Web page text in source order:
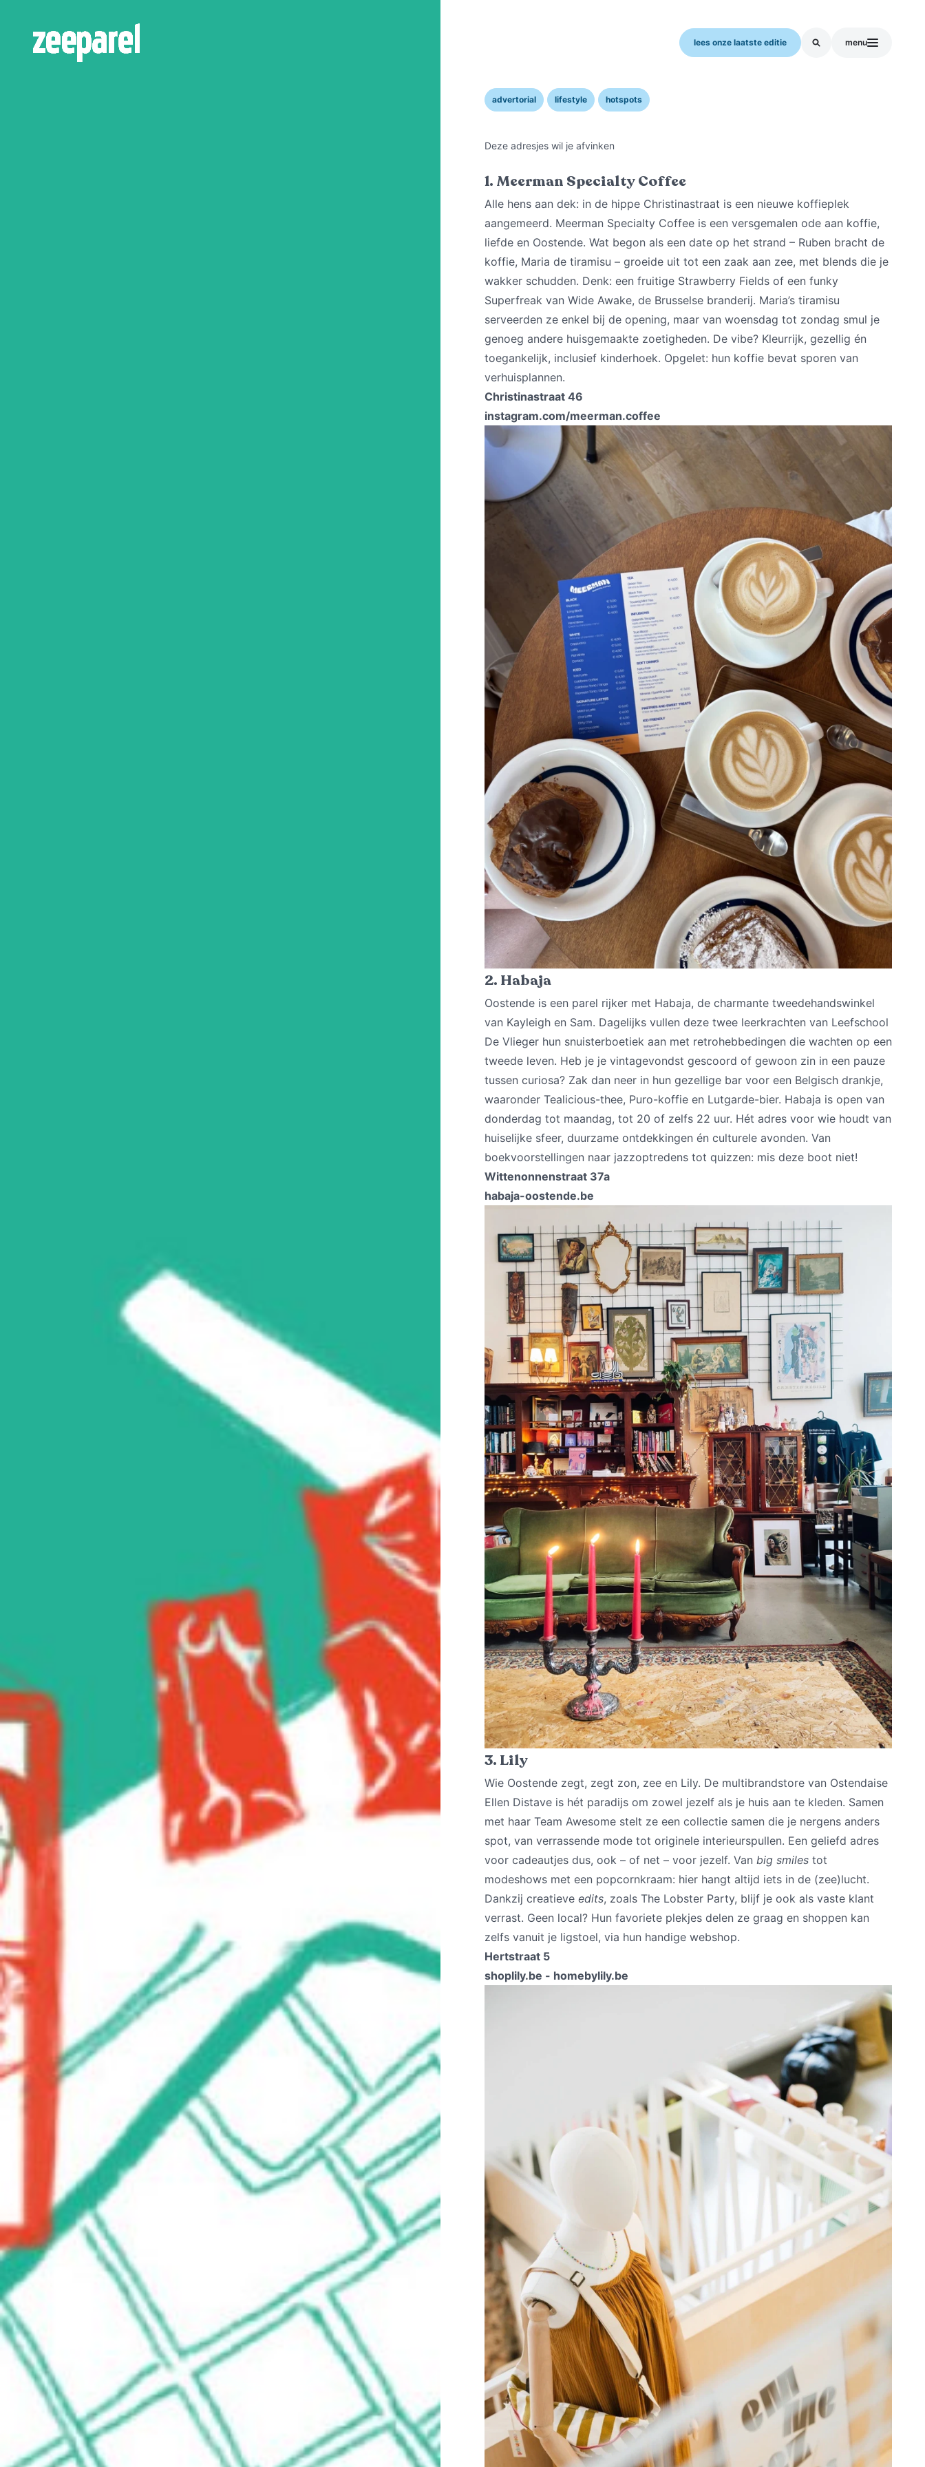
lees onze laatste editie menu
advertorial lifestyle hotspots
Deze adresjes wil je afvinken
1. Meerman Specialty Coffee
Alle hens aan dek: in de hippe Christinastraat is een nieuwe koffieplek
aangemeerd. Meerman Specialty Coffee is een versgemalen ode aan koffie,
liefde en Oostende. Wat begon als een date op het strand – Ruben bracht de
koffie, Maria de tiramisu – groeide uit tot een zaak aan zee, met blends die je
wakker schudden. Denk: een fruitige Strawberry Fields of een funky
Superfreak van Wide Awake, de Brusselse branderij. Maria’s tiramisu
serveerden ze enkel bij de opening, maar van woensdag tot zondag smul je
genoeg andere huisgemaakte zoetigheden. De vibe? Kleurrijk, gezellig én
toegankelijk, inclusief kinderhoek. Opgelet: hun koffie bevat sporen van
verhuisplannen.
Christinastraat 46
instagram.com/meerman.coffee
2. Habaja
Oostende is een parel rijker met Habaja, de charmante tweedehandswinkel
van Kayleigh en Sam. Dagelijks vullen deze twee leerkrachten van Leefschool
De Vlieger hun snuisterboetiek aan met retrohebbedingen die wachten op een
tweede leven. Heb je je vintagevondst gescoord of gewoon zin in een pauze
tussen curiosa? Zak dan neer in hun gezellige bar voor een Belgisch drankje,
waaronder Tealicious-thee, Puro-koffie en Lutgarde-bier. Habaja is open van
donderdag tot maandag, tot 20 of zelfs 22 uur. Hét adres voor wie houdt van
huiselijke sfeer, duurzame ontdekkingen én culturele avonden. Van
boekvoorstellingen naar jazzoptredens tot quizzen: mis deze boot niet!
Wittenonnenstraat 37a
habaja-oostende.be
3. Lily
Wie Oostende zegt, zegt zon, zee en Lily. De multibrandstore van Ostendaise
Ellen Distave is hét paradijs om zowel jezelf als je huis aan te kleden. Samen
met haar Team Awesome stelt ze een collectie samen die je nergens anders
spot, van verrassende mode tot originele interieurspullen. Een geliefd adres
voor cadeautjes dus, ook – of net – voor jezelf. Van big smiles tot
modeshows met een popcornkraam: hier hangt altijd iets in de (zee)lucht.
Dankzij creatieve edits, zoals The Lobster Party, blijf je ook als vaste klant
verrast. Geen local? Hun favoriete plekjes delen ze graag en shoppen kan
zelfs vanuit je ligstoel, via hun handige webshop.
Hertstraat 5
shoplily.be - homebylily.be